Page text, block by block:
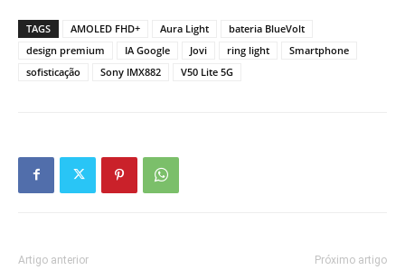
TAGS AMOLED FHD+ Aura Light
bateria BlueVolt
design premium
IA Google Jovi ring light
Smartphone
sofisticação
Sony IMX882 V50 Lite 5G
Artigo anterior Próximo artigo